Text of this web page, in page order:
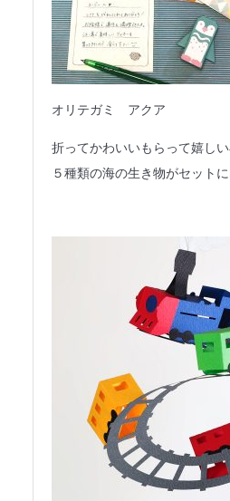
オリテガミ アクア
折ってかわいいもらって嬉しい
５種類の海の生き物がセットに